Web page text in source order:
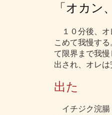
「オカン
１０分後、オ
こめて我慢す
て限界まで我
出され、オレは
出た
イチジク浣腸